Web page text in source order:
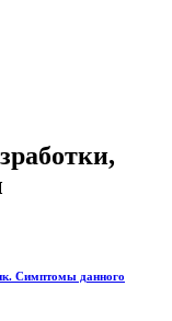
Симптомы данного